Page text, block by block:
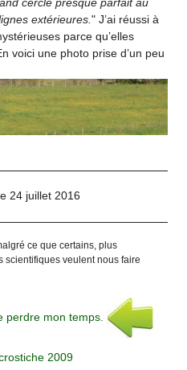
extérieures. " J’ai réussi à
parce qu’elles
voici une photo prise d’un peu
24 juillet 2016
ce que certains, plus
scientifiques veulent nous faire
perdre mon temps.
2009